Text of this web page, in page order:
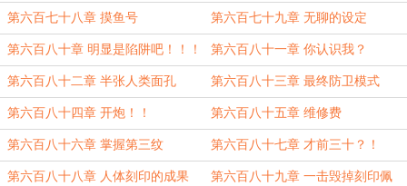
第六百七十八章 摸鱼号 第六百七十九章 无聊的设定
第六百八十章 明显是陷阱吧！！！ 第六百八十一章 你认识我？
第六百八十二章 半张人类面孔 第六百八十三章 最终防卫模式
第六百八十四章 开炮！！ 第六百八十五章 维修费
第六百八十六章 掌握第三纹 第六百八十七章 才前三十？！
第六百八十八章 人体刻印的成果 第六百八十九章 一击毁掉刻印佩